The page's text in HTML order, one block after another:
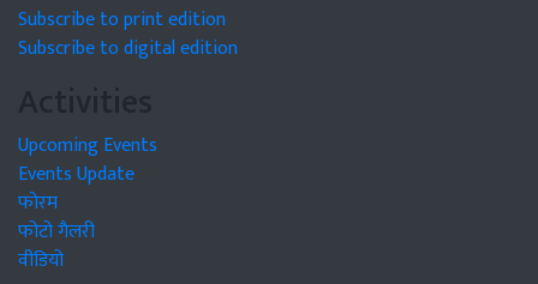
Subscribe to print edition
Subscribe to digital edition
Activities
Upcoming Events
Events Update
फोरम
फोटो गैलरी
वीडियो